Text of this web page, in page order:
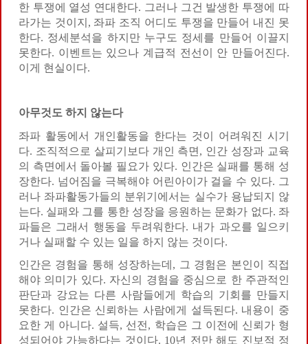
한 투쟁에 열성 연대한다. 그러나 그건 발생한 투쟁에 따
라가는 것이지, 좌파 조직 어디도 투쟁을 만들어 내진 못
한다. 정세분석을 하지만 누구도 정세를 만들어 이끌지
못한다. 이벤트는 있으나 계급적 전선이 안 만들어진다.
이게 현실이다.
아무것도 하지 않는다
좌파 활동에서 개인활동을 한다는 것이 어려워진 시기
다. 조직적으로 살피기보다 개인 측면, 인간 성장과 교육
의 측면에서 돌아볼 필요가 있다. 인간은 실패를 통해 성
장한다. 넘어짐을 극복해야 어린아이가 걸을 수 있다. 그
러나 좌파활동가들의 분위기에서는 실수가 용납되지 않
는다. 실패와 그를 통한 성장을 응원하는 문화가 없다. 좌
파들은 그래서 행동을 두려워한다. 내가 과오를 일으키
거나 실패할 수 있는 일을 하지 않는 것이다.
인간은 경험을 통해 성장하는데, 그 경험은 본인이 직접
해야 의미가 있다. 자신의 경험을 중심으로 한 주관적인
판단과 강요는 다른 사람들에게 학습의 기회를 만들지
못한다. 인간은 신뢰하는 사람에게 설득된다. 내용이 중
요한 게 아니다. 설득, 선전, 학습은 그 이전에 신뢰가 형
성되어야 가능하다는 것이다. 10년 전만 해도 진보적 정